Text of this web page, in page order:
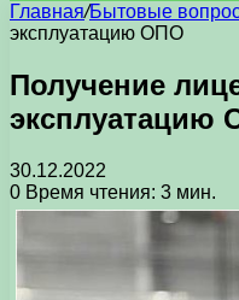
Главная/Бытовые
эксплуатацию ОПО
Получение
эксплуатацию
30.12.2022
0 Время чтения: 3 мин.